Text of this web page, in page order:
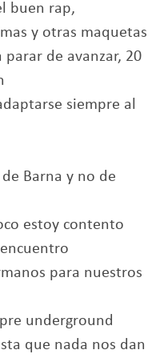
buen rap,
y otras maquetas
parar de avanzar, 20
siempre al
Barna y no de
estoy contento
para nuestros
underground
que nada nos dan